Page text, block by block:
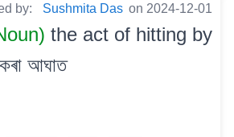
by: Sushmita Das on 2024-12-01
the act of hitting by
আঘাত